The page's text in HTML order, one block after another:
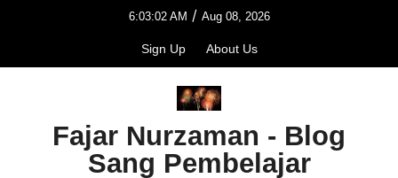
6:03:02 AM / Aug 08, 2026
Sign Up About Us
Fajar Nurzaman - Blog
Sang Pembelajar